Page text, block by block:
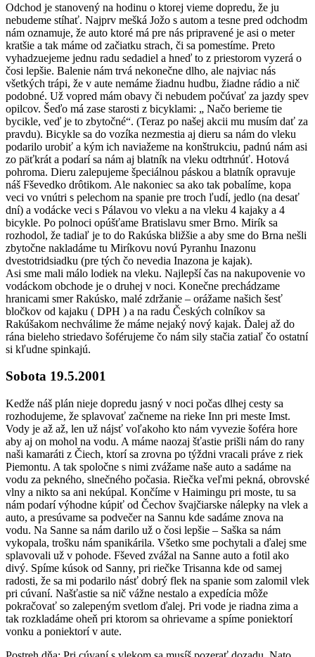
​Odchod je stanovený na hodinu o ktorej vieme dopredu, že ju
nebudeme stíhať. Najprv mešká Jožo s autom a tesne pred odchodm
nám oznamuje, že auto ktoré má pre nás pripravené je asi o meter
kratšie a tak máme od začiatku strach, či sa pomestíme. Preto
vyhadzuejeme jednu radu sedadiel a hneď to z priestorom vyzerá o
čosi lepšie. Balenie nám trvá nekonečne dlho, ale najviac nás
všetkých trápi, že v aute nemáme žiadnu hudbu, žiadne rádio a nič
podobné. Už vopred mám obavy či nebudem počúvať za jazdy spev
opilcov. Šeďo má zase starosti z bicyklami: „ Načo berieme tie
bycikle, veď je to zbytočné“. (Teraz po našej akcii mu musím dať za
pravdu). Bicykle sa do vozíka nezmestia aj dieru sa nám do vleku
podarilo urobiť a kým ich naviažeme na konštrukciu, padnú nám asi
zo päťkrát a podarí sa nám aj blatník na vleku odtrhnúť. Hotová
pohroma. Dieru zalepujeme špeciálnou páskou a blatník opravuje
náš Fševedko drôtikom. Ale nakoniec sa ako tak pobalíme, kopa
veci vo vnútri s pelechom na spanie pre troch ľudí, jedlo (na desať
dní) a vodácke veci s Pálavou vo vleku a na vleku 4 kajaky a 4
bicykle. Po polnoci opúšťame Bratislavu smer Brno. Mirík sa
rozhodol, že tadiaľ je to do Rakúska bližšie a aby sme do Brna nešli
zbytočne nakladáme tu Miríkovu novú Pyranhu Inazonu
dvestotridsiadku (pre tých čo nevedia Inazona je kajak).
Asi sme mali málo lodiek na vleku. Najlepší čas na nakupovenie vo
vodáckom obchode je o druhej v noci. Konečne prechádzame
hranicami smer Rakúsko, malé zdržanie – orážame našich šesť
bločkov od kajaku ( DPH ) a na radu Českých colníkov sa
Rakúšakom nechválime že máme nejaký nový kajak. Ďalej až do
rána bieleho striedavo šoférujeme čo nám sily stačia zatiaľ čo ostatní
si kľudne spinkajú.
Sobota 19.5.2001
Kedže náš plán nieje dopredu jasný v noci počas dlhej cesty sa
rozhodujeme, že splavovať začneme na rieke Inn pri meste Imst.
Vody je až až, len už nájsť voľakoho kto nám vyvezie šoféra hore
aby aj on mohol na vodu. A máme naozaj šťastie prišli nám do rany
naši kamaráti z Čiech, ktorí sa zrovna po týždni vracali práve z riek
Piemontu. A tak spoločne s nimi zvážame naše auto a sadáme na
vodu za pekného, slnečného počasia. Riečka veľmi pekná, obrovské
vlny a nikto sa ani nekúpal. Končíme v Haimingu pri moste, tu sa
nám podarí výhodne kúpiť od Čechov švajčiarske nálepky na vlek a
auto, a presúvame sa podvečer na Sannu kde sadáme znova na
vodu. Na Sanne sa nám darilo už o čosi lepšie – Saška sa nám
vykopala, trošku nám spanikárila. Všetko sme pochytali a ďalej sme
splavovali už v pohode. Fševed zvážal na Sanne auto a fotil ako
divý. Spíme kúsok od Sanny, pri riečke Trisanna kde od samej
radosti, že sa mi podarilo násť dobrý flek na spanie som zalomil vlek
pri cúvaní. Našťastie sa nič vážne nestalo a expedícia môže
pokračovať so zalepeným svetlom ďalej. Pri vode je riadna zima a
tak rozkladáme oheň pri ktorom sa ohrievame a spíme poniektorí
vonku a poniektorí v aute.